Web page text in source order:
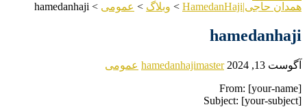
همدان حاجی|HamedanHaji > وبلاگ > عمومی >
hamedanhaji
hamedanhaji
آگوست 13, 2024 hamedanhajimaster عمومی
From: [your-name]
Subject: [your-subject]